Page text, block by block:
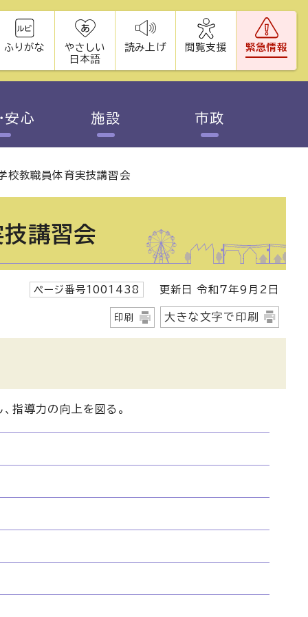
ふりがな
やさしい
日本語
読み上げ 閲覧支援 緊急情報
安心 施設 市政
校教職員体育実技講習会
講習会
ページ番号1001438 更新日 令和7年9月2日
印刷 大きな文字で印刷
指導力の向上を図る。